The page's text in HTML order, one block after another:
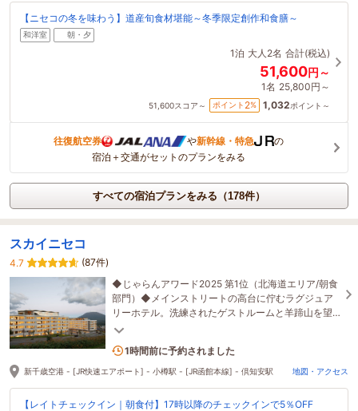
【ニセコの冬を味わう】道産旬食材堪能～冬季限定創作和食膳～
和洋室 朝・夕
1泊 大人2名 合計(税込)
51,600円～
1名 25,800円～
51,600スコア～ ポイント 2% 1,032ポイント～
往復航空券 や新幹線・特急
の
宿泊＋交通がセットのプランをみる
すべての宿泊プランをみる（178件）
スカイニセコ
4.7
(87件)
◆じゃらんアワード2025 第1位（北海道エリア/朝食
部門）◆メインストリートの高台に佇むラグジュア
リーホテル。洗練されたゲストルームと羊蹄山を望
むレストランで、上質なひと時をお過ごしくださ
3名がこの宿を見ています
1時間前に予約されました
新千歳空港 - [JR快速エアポート] - 小樽駅 - [JR函館本線] - 倶知安駅 地図・アクセス
【レイトチェックイン｜朝食付】17時以降のチェックインで5％OFF